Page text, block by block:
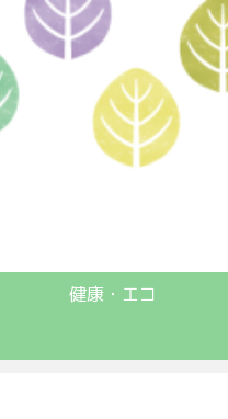
健康・エコ